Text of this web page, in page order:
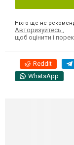
Ніхто ще не
Авторизуйтесь ,
щоб оцінити і
Reddit
WhatsApp